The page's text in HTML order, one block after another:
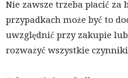
Nie zawsze trzeba płacić
przypadkach może być to
uwzględnić przy zakupie
rozważyć wszystkie